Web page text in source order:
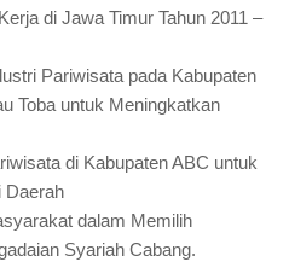
di Jawa Timur Tahun 2011 –
Pariwisata pada Kabupaten
Toba untuk Meningkatkan
di Kabupaten ABC untuk
Daerah
dalam Memilih
Syariah Cabang.